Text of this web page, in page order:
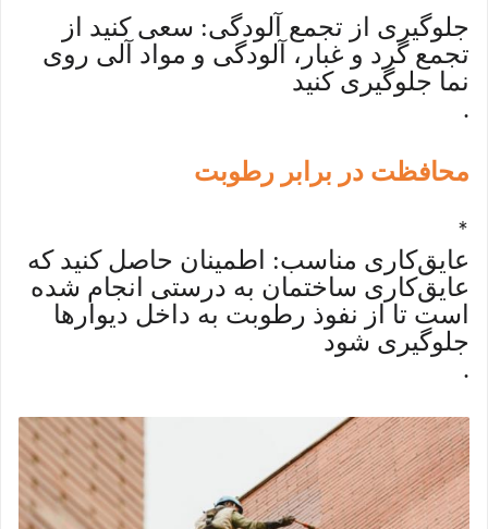
جلوگیری از تجمع آلودگی: سعی کنید از
تجمع گرد و غبار، آلودگی و مواد آلی روی
نما جلوگیری کنید
.
محافظت در برابر رطوبت
*
عایق‌کاری مناسب: اطمینان حاصل کنید که
عایق‌کاری ساختمان به درستی انجام شده
است تا از نفوذ رطوبت به داخل دیوارها
جلوگیری شود
.